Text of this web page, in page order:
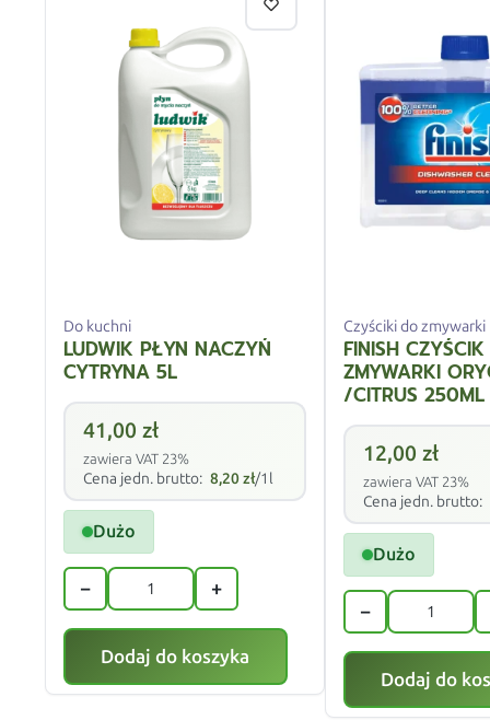
Do kuchni
LUDWIK PŁYN NACZYŃ
CYTRYNA 5L
41,00 zł
zawiera VAT 23%
Cena jedn. brutto: 8,20zł/1l
Dużo
− +
Dodaj do koszyka
Czyściki do zmywarki
FINISH
ZMYWARKI
/CITRUS 250ML
12,00 zł
zawiera VAT 23%
Cena jedn. brutto:
Dużo
−
Dodaj do